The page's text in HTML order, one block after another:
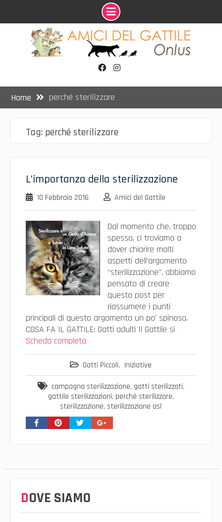
Home
perché sterilizzare
Tag: perché sterilizzare
L’importanza della sterilizzazione
10 Febbraio 2016 Amici del Gattile
Dal momento che, troppo
spesso, ci troviamo a
dover chiarire molti
aspetti dell’argomento
“sterilizzazione”, abbiamo
pensato di creare
questo post per
riassumere i punti
principali di questo argomento un po’ spinoso.
COSA FA IL GATTILE: Gatti adulti Il Gattile si
Scheda completa
Gatti Piccoli, Iniziative
campagna sterilizzazione, gatti sterilizzati,
gattile sterilizzazioni, perché sterilizzare,
sterilizzazione,sterilizzazione asl
DOVE SIAMO